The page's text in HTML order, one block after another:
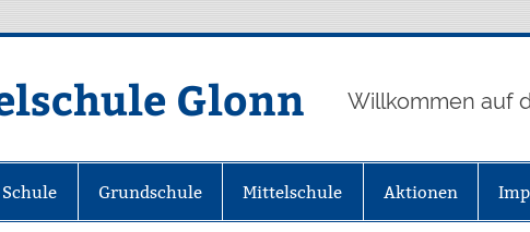
Glonn Willkommen auf
Grundschule Mittelschule Aktionen